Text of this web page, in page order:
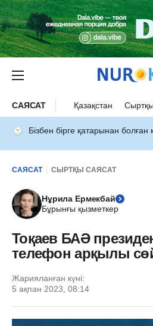
САЯСАТ Қазақстан
Бізбен бірге қатарынан болған
САЯСАТ СЫРТҚЫ САЯСАТ
Нұрила Ермекбай
Бұрынғы қызметкер
Тоқаев БАӘ
телефон арқылы
Жарияланған күні:
5 ақпан 2023, 08:14